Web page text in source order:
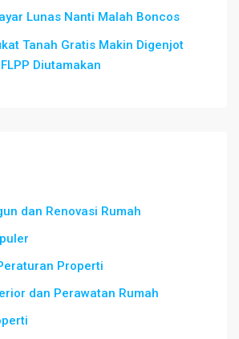
Lunas Nanti Malah Boncos
Tanah Gratis Makin Digenjot
Diutamakan
dan Renovasi Rumah
Properti
dan Perawatan Rumah